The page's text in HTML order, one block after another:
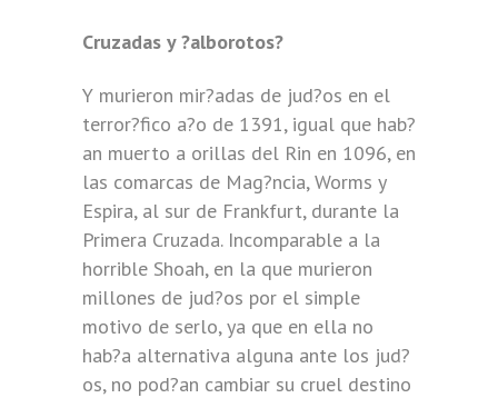
Cruzadas y ?alborotos?
Y murieron mir?adas de jud?os en el
terror?fico a?o de 1391, igual que hab?
an muerto a orillas del Rin en 1096, en
las comarcas de Mag?ncia, Worms y
Espira, al sur de Frankfurt, durante la
Primera Cruzada. Incomparable a la
horrible Shoah, en la que murieron
millones de jud?os por el simple
motivo de serlo, ya que en ella no
hab?a alternativa alguna ante los jud?
os, no pod?an cambiar su cruel destino